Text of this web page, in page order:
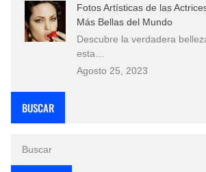
Fotos Artísticas de las
Más Bellas del Mundo
Descubre la verdadera
esta…
Agosto 25, 2023
BUSCAR